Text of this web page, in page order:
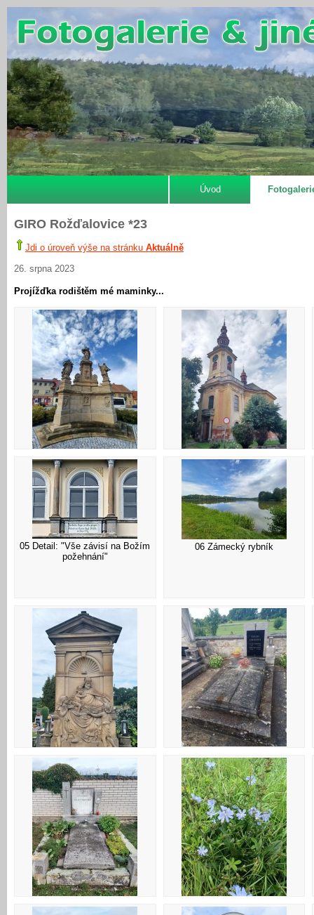
Úvod
GIRO Rožďalovice *23
Jdi o úroveň výše na stránku Aktuálně
26. srpna 2023
Projížďka rodištěm mé maminky...
01 Kopidlno - sousoší Panny
Marie
02 Kostel sv. Jakuba Staršího
05 Detail: "Vše závisí na Božím
požehnání"
06 Zámecký rybník
09 Náhrobek
13 Hrob pratety, strýčka a tety